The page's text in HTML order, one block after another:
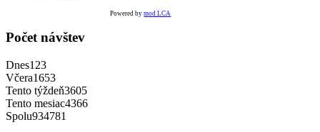
Powered bymod LCA
Počet návštev
Dnes123
Včera1653
Tento týždeň3605
Tento mesiac4366
Spolu934781